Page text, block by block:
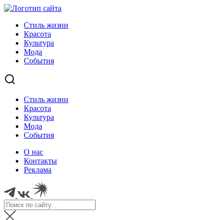
Стиль жизни
Красота
Культура
Мода
События
Стиль жизни
Красота
Культура
Мода
События
О нас
Контакты
Реклама